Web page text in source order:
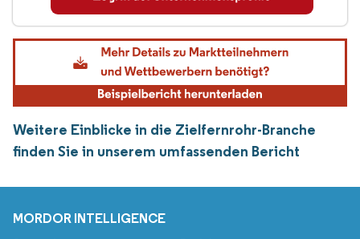
Weitere Einblicke in die Zielfernrohr-Branche
finden Sie in unserem umfassenden Bericht
MORDOR INTELLIGENCE